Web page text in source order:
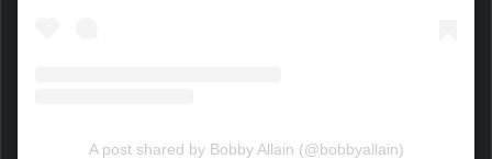
A post shared by Bobby Allain (@bobbyallain)